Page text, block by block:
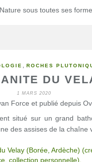
ROCHES
DU
1 MARS 2020
Force et publié depuis
situé sur un grand
des assises de la chaîne